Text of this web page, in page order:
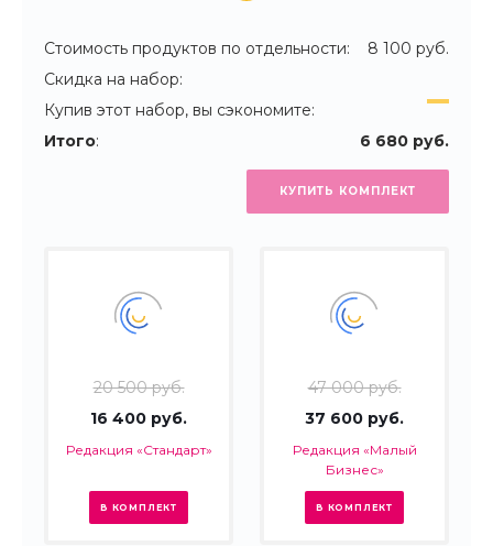
Стоимость продуктов по отдельности:
8 100 руб.
Скидка на набор:
Купив этот набор, вы сэкономите:
Итого: 6 680 руб.
КУПИТЬ КОМПЛЕКТ
20 500 руб.
16 400 руб.
Редакция «Стандарт»
В КОМПЛЕКТ
47 000 руб.
37 600 руб.
Редакция «Малый
Бизнес»
В КОМПЛЕКТ